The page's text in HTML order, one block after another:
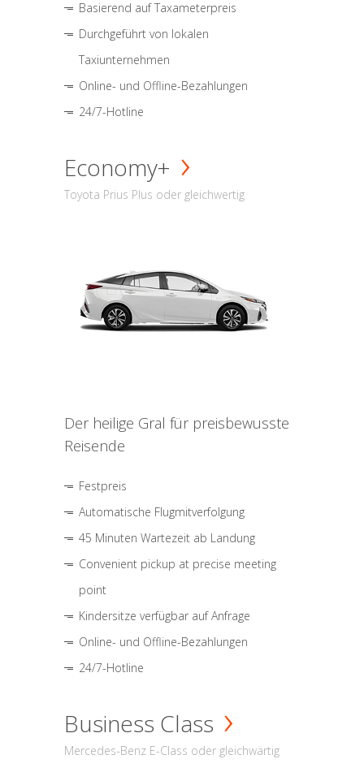
Basierend auf Taxameterpreis
Durchgeführt von lokalen
Taxiunternehmen
Online- und Offline-Bezahlungen
24/7-Hotline
Economy+
Toyota Prius Plus oder gleichwertig
Der heilige Gral für preisbewusste
Reisende
Festpreis
Automatische Flugmitverfolgung
45 Minuten Wartezeit ab Landung
Convenient pickup at precise meeting
point
Kindersitze verfügbar auf Anfrage
Online- und Offline-Bezahlungen
24/7-Hotline
Business Class
Mercedes-Benz E-Class oder gleichwärtig